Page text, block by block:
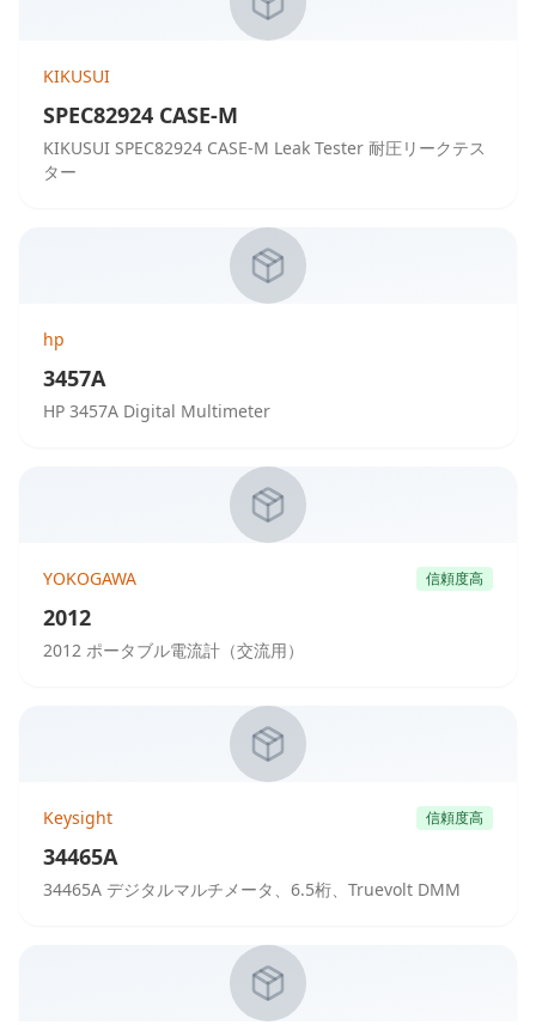
KIKUSUI
SPEC82924 CASE-M
KIKUSUI SPEC82924 CASE-M Leak Tester 耐圧リークテス
ター
hp
3457A
HP 3457A Digital Multimeter
YOKOGAWA 信頼度高
2012
2012 ポータブル電流計（交流用）
Keysight 信頼度高
34465A
34465A デジタルマルチメータ、6.5桁、Truevolt DMM